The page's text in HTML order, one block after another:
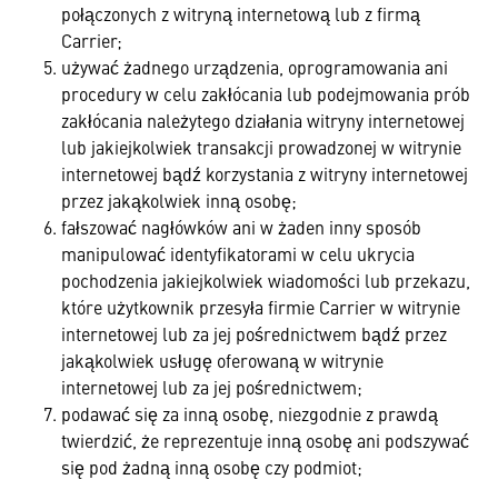
połączonych z witryną internetową lub z firmą
Carrier;
używać żadnego urządzenia, oprogramowania ani
procedury w celu zakłócania lub podejmowania prób
zakłócania należytego działania witryny internetowej
lub jakiejkolwiek transakcji prowadzonej w witrynie
internetowej bądź korzystania z witryny internetowej
przez jakąkolwiek inną osobę;
fałszować nagłówków ani w żaden inny sposób
manipulować identyfikatorami w celu ukrycia
pochodzenia jakiejkolwiek wiadomości lub przekazu,
które użytkownik przesyła firmie Carrier w witrynie
internetowej lub za jej pośrednictwem bądź przez
jakąkolwiek usługę oferowaną w witrynie
internetowej lub za jej pośrednictwem;
podawać się za inną osobę, niezgodnie z prawdą
twierdzić, że reprezentuje inną osobę ani podszywać
się pod żadną inną osobę czy podmiot;